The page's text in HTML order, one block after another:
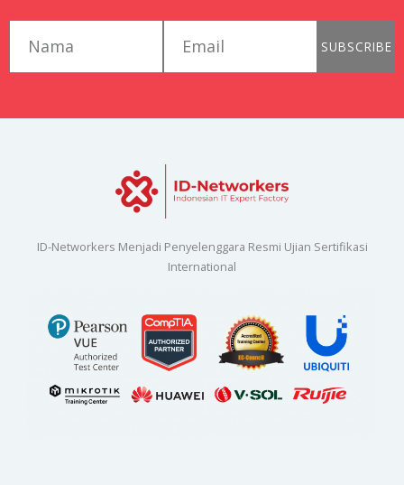
SUBSCRIBE
ID-Networkers Menjadi Penyelenggara Resmi Ujian Sertifikasi
International